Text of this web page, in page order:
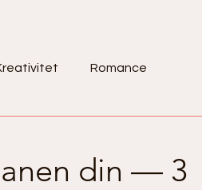
Romance
din — 3